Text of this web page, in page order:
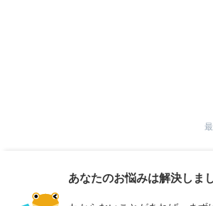
あなたのお悩みは解決しま